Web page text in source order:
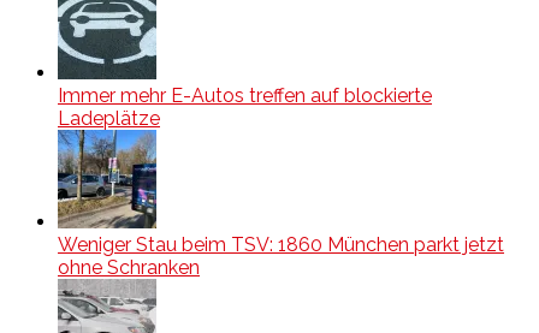
Immer mehr E-Autos treffen auf blockierte
Ladeplätze
Weniger Stau beim TSV: 1860 München parkt jetzt
ohne Schranken